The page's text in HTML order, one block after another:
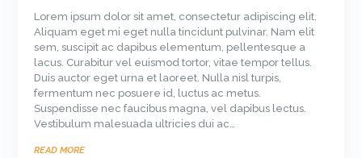
Lorem ipsum dolor sit amet, consectetur adipiscing elit.
Aliquam eget mi eget nulla tincidunt pulvinar. Nam elit
sem, suscipit ac dapibus elementum, pellentesque a
lacus. Curabitur vel euismod tortor, vitae tempor tellus.
Duis auctor eget urna et laoreet. Nulla nisl turpis,
fermentum nec posuere id, luctus ac metus.
Suspendisse nec faucibus magna, vel dapibus lectus.
Vestibulum malesuada ultricies dui ac…
READ MORE